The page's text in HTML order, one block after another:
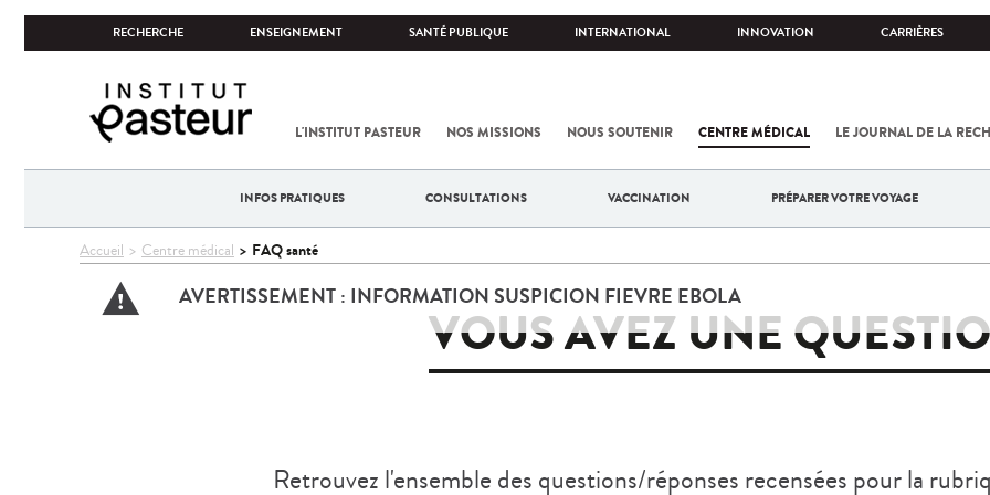
RECHERCHE ENSEIGNEMENT SANTÉ PUBLIQUE INTERNATIONAL INNOVATION CARRIÈRES
L'INSTITUT PASTEUR NOS MISSIONS NOUS SOUTENIR CENTRE MÉDICAL LE JOURNAL DE LA
INFOS PRATIQUES CONSULTATIONS VACCINATION PRÉPARER VOTRE VOYAGE
Vous
Accueil Centre médical FAQ santé
AVERTISSEMENT : INFORMATION SUSPICION FIEVRE EBOLA
VOUS AVEZ UNE
Retrouvez l'ensemble des questions/réponses recensées pour la